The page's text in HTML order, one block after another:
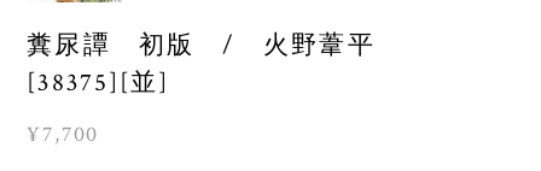
糞尿譚 初版 / 火野葦平
[38375][並]
¥7,700